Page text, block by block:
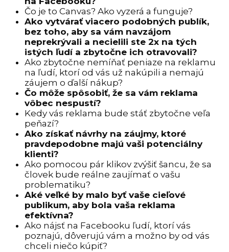
Čo je to Canvas? Ako vyzerá a funguje?
Ako vytvárať viacero podobných publík,
bez toho, aby sa vám navzájom
neprekrývali a necielili ste 2x na tých
istých ľudí a zbytočne ich otravovali?
Ako zbytočne nemíňať peniaze na reklamu
na ľudí, ktorí od vás už nakúpili a nemajú
záujem o ďalší nákup?
Čo môže spôsobiť, že sa vám reklama
vôbec nespustí?
Kedy vás reklama bude stáť zbytočne veľa
peňazí?
Ako získať návrhy na záujmy, ktoré
pravdepodobne majú vaši potenciálny
klienti?
Ako pomocou pár klikov zvýšiť šancu, že sa
človek bude reálne zaujímať o vašu
problematiku?
Aké veľké by malo byť vaše cieľové
publikum, aby bola vaša reklama
efektívna?
Ako nájsť na Facebooku ľudí, ktorí vás
poznajú, dôverujú vám a možno by od vás
chceli niečo kúpiť?